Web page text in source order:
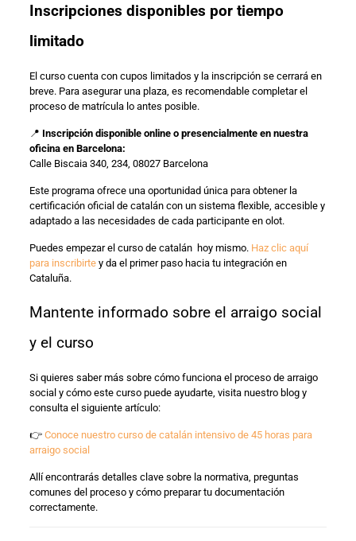
Inscripciones disponibles por tiempo
limitado
El curso cuenta con cupos limitados y la inscripción se cerrará en
breve. Para asegurar una plaza, es recomendable completar el
proceso de matrícula lo antes posible.
📍 Inscripción disponible online o presencialmente en nuestra
oficina en Barcelona:
Calle Biscaia 340, 234, 08027 Barcelona
Este programa ofrece una oportunidad única para obtener la
certificación oficial de catalán con un sistema flexible, accesible y
adaptado a las necesidades de cada participante en olot.
Puedes empezar el curso de catalán hoy mismo. Haz clic aquí
para inscribirtey da el primer paso hacia tu integración en
Cataluña.
Mantente informado sobre el arraigo social
y el curso
Si quieres saber más sobre cómo funciona el proceso de arraigo
social y cómo este curso puede ayudarte, visita nuestro blog y
consulta el siguiente artículo:
👉 Conoce nuestro curso de catalán intensivo de 45 horas para
arraigo social
Allí encontrarás detalles clave sobre la normativa, preguntas
comunes del proceso y cómo preparar tu documentación
correctamente.